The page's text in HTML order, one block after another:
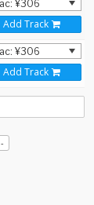
Add Track
Add Track
-